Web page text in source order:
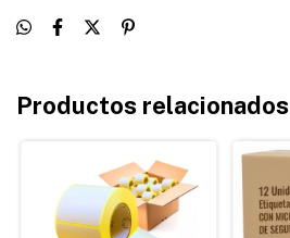
Productos relacionados